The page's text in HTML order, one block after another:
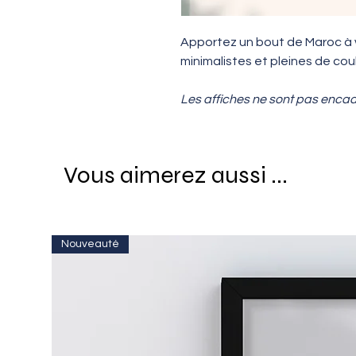
Apportez un bout de Maroc
minimalistes et pleines de
Les affiches ne sont pas
Vous aimerez aussi ...
Nouveauté